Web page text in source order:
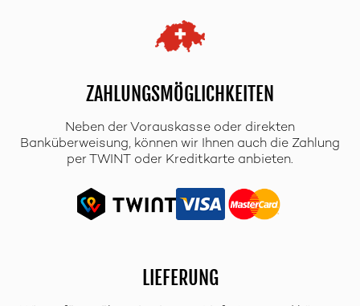
ZAHLUNGSMÖGLICHKEITEN
Neben der Vorauskasse oder direkten
Banküberweisung, können wir Ihnen auch die Zahlung
per TWINT oder Kreditkarte anbieten.
LIEFERUNG